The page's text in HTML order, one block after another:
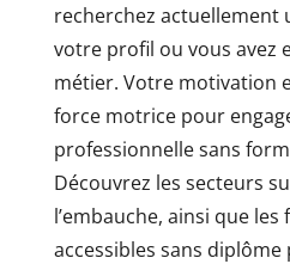
recherchez actuellement
votre profil ou vous avez
métier. Votre motivation
force motrice pour
professionnelle sans
Découvrez les secteurs
l’embauche, ainsi que
accessibles sans diplôme